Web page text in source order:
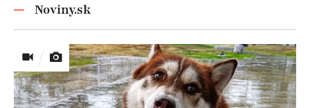
Noviny.sk